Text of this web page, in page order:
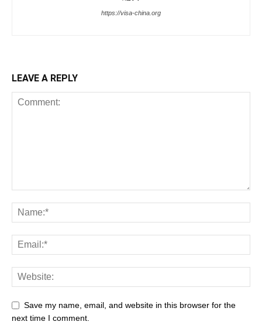
https://visa-china.org
LEAVE A REPLY
Save my name, email, and website in this browser for the
next time I comment.